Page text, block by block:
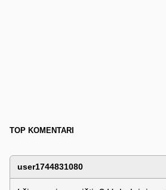
TOP KOMENTARI
user1744831080